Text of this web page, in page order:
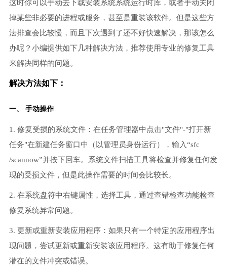
这时你可以手动去下载安装系统系统运行时库，或者手动关闭
掉某些非必要的进程或服务，甚至是重装该软件。但是这些方
法排查会比较慢，而且下次遇到了还不好快速解决，那该怎么
办呢？小编提供如下几种解决方法，推荐使用专业的修复工具
来解决同样的问题。
解决方法如下：
一、 手动操作
1. 修复受损的系统文件：在任务管理器中点击"文件"-"打开新
任务"在新建任务窗口中（以管理员身份运行），输入“sfc
/scannow”并按下回车。系统文件扫描工具将检查并修复任何发
现的受损文件，但是此操作需要的时间会比较长。
2. 在系统盘符中右键属性，选择工具，通过查错检查功能检查
修复系统异常问题。
3. 更新或重新安装应用程序：如果只有一个特定的应用程序出
现问题，尝试更新或重新安装该应用程序。这有助于修复任何
潜在的文件冲突或错误。